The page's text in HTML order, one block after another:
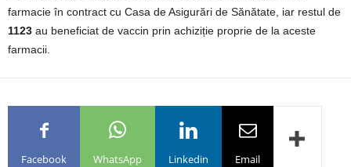
farmacie în contract cu Casa de Asigurări de Sănătate, iar restul de
1123 au beneficiat de vaccin prin achiziție proprie de la aceste
farmacii.
Facebook WhatsApp Linkedin Email